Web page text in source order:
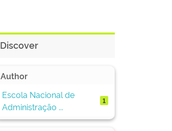
Discover
Author
Escola Nacional de
Administração ...
1